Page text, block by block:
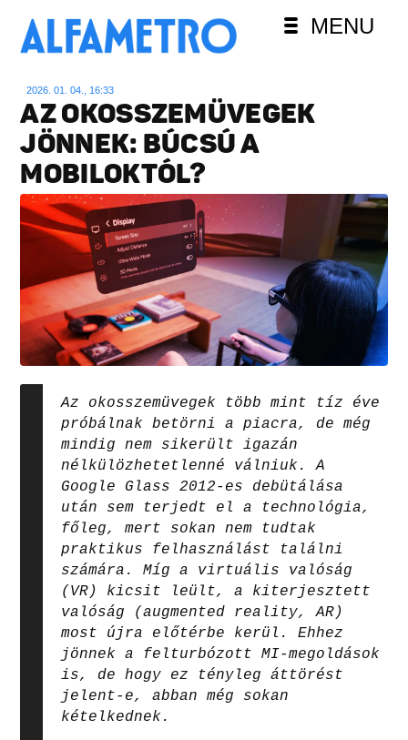
MENU
2026. 01. 04., 16:33
AZ OKOSSZEMÜVEGEK
JÖNNEK: BÚCSÚ A
MOBILOKTÓL?
Az okosszemüvegek több mint tíz éve
próbálnak betörni a piacra, de még
mindig nem sikerült igazán
nélkülözhetetlenné válniuk. A
Google Glass 2012-es debütálása
után sem terjedt el a technológia,
főleg, mert sokan nem tudtak
praktikus felhasználást találni
számára. Míg a virtuális valóság
(VR) kicsit leült, a kiterjesztett
valóság (augmented reality, AR)
most újra előtérbe kerül. Ehhez
jönnek a felturbózott MI‑megoldások
is, de hogy ez tényleg áttörést
jelent‑e, abban még sokan
kételkednek.